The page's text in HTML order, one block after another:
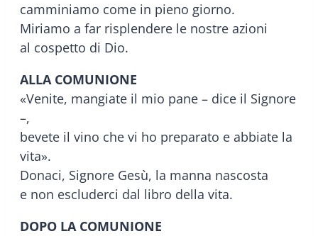
camminiamo come in pieno giorno.
Miriamo a far risplendere le nostre azioni
al cospetto di Dio.
ALLA COMUNIONE
«Venite, mangiate il mio pane – dice il Signore
–,
bevete il vino che vi ho preparato e abbiate la
vita».
Donaci, Signore Gesù, la manna nascosta
e non escluderci dal libro della vita.
DOPO LA COMUNIONE